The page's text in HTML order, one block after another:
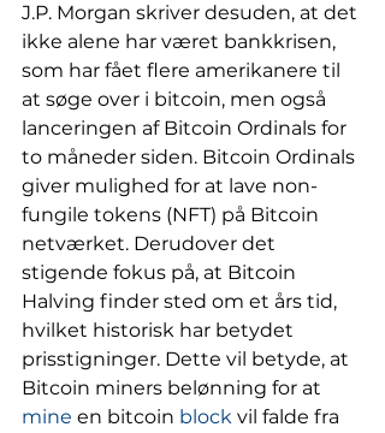
J.P. Morgan skriver desuden, at det
ikke alene har været bankkrisen,
som har fået flere amerikanere til
at søge over i bitcoin, men også
lanceringen af Bitcoin Ordinals for
to måneder siden. Bitcoin Ordinals
giver mulighed for at lave non-
fungile tokens (NFT) på Bitcoin
netværket. Derudover det
stigende fokus på, at Bitcoin
Halving finder sted om et års tid,
hvilket historisk har betydet
prisstigninger. Dette vil betyde, at
Bitcoin miners belønning for at
mine en bitcoin block vil falde fra